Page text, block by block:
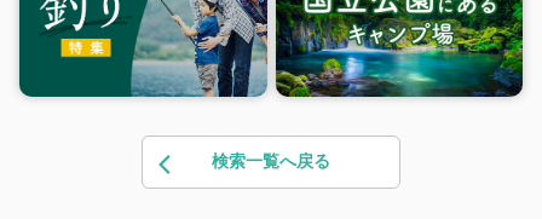
検索一覧へ戻る